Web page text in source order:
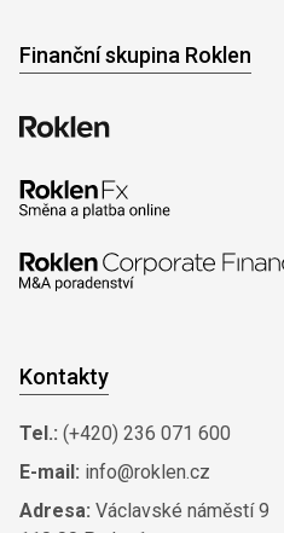
Finanční skupina Roklen
Kontakty
Tel.: (+420) 236 071 600
E-mail: info@roklen.cz
Adresa: Václavské náměstí 9